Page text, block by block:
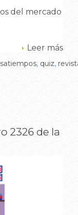
del mercado
Leer más
, quiz,
2326 de la